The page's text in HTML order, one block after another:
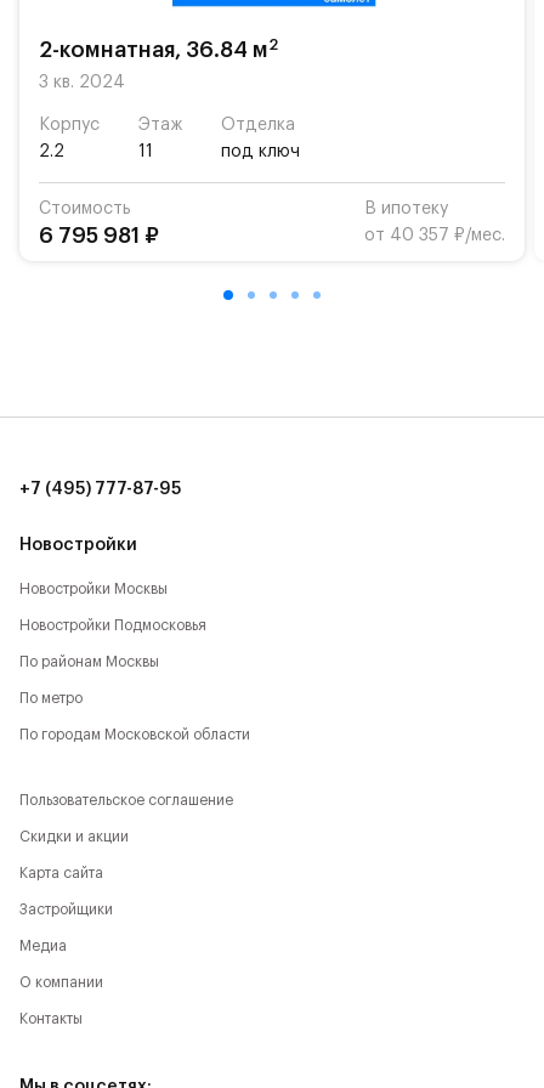
2-комнатная, 36.84 м2
3 кв. 2024
Корпус
2.2
Этаж
11
Отделка
под ключ
Стоимость
6 795 981 ₽
В ипотеку
от 40 357 ₽/мес.
Новостройки
Новостройки Москвы
Новостройки Подмосковья
По районам Москвы
По метро
По городам Московской области
+7 (495) 777-87-95
Пользовательское соглашение
Скидки и акции
Карта сайта
Застройщики
Медиа
О компании
Контакты